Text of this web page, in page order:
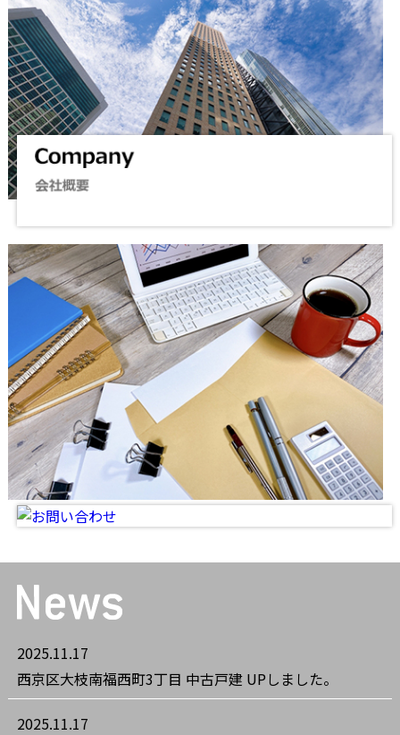
2025.11.17
西京区大枝南福西町3丁目 中古戸建 UPしました。
2025.11.17